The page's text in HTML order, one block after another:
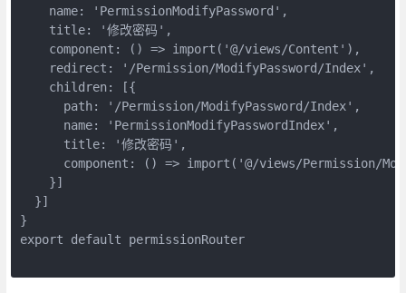
    name: 'PermissionModifyPassword',
    title: '修改密码',
    component: () => import('@/views/Content'),
    redirect: '/Permission/ModifyPassword/Index',
    children: [{
      path: '/Permission/ModifyPassword/Index',
      name: 'PermissionModifyPasswordIndex',
      title: '修改密码',
component: () => import('@/views/Permission/
    }]
  }]
}
export default permissionRouter